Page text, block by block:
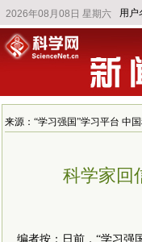
来源：“学习强国”学习平台 中
科学家回
编者按：日前，“学习强